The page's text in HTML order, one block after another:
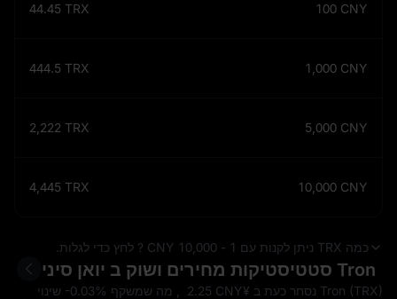
100 CNY
44.45 TRX
1,000 CNY
444.5 TRX
5,000 CNY
2,222 TRX
10,000 CNY
4,445 TRX
כמה TRX ניתן לקנות עם 1 - 10,000 CNY ? לחץ כדי לגלות.
Tron סטטיסטיקות מחירים ושוק ב יואן סיני
Tron (TRX) נסחר כעת ב ¥‎ 2.25 CNY , מה שמשקף -0.03% שינוי